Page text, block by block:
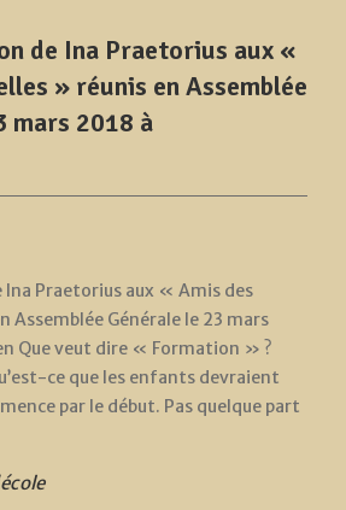
de Ina Praetorius aux «
» réunis en Assemblée
mars 2018 à
Praetorius aux « Amis des
Assemblée Générale le 23 mars
Que veut dire « Formation » ?
ce que les enfants devraient
par le début. Pas quelque part